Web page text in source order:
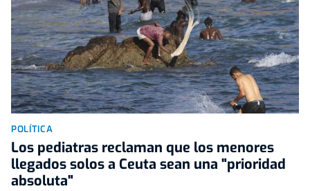
POLÍTICA
Los pediatras reclaman que los menores
llegados solos a Ceuta sean una "prioridad
absoluta"